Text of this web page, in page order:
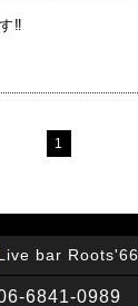
‼️
1
bar Roots'66
6841-0989